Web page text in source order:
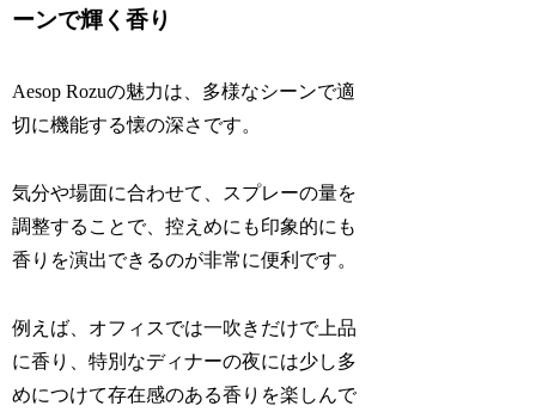
ーンで輝く香り
Aesop Rozuの魅力は、多様なシーンで適
切に機能する懐の深さです。
気分や場面に合わせて、スプレーの量を
調整することで、控えめにも印象的にも
香りを演出できるのが非常に便利です。
例えば、オフィスでは一吹きだけで上品
に香り、特別なディナーの夜には少し多
めにつけて存在感のある香りを楽しんで